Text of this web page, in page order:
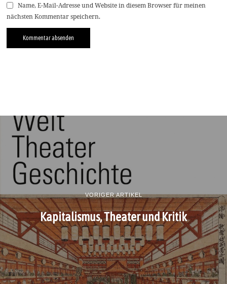
Name, E-Mail-Adresse und Website in diesem Browser für meinen
nächsten Kommentar speichern.
VORIGER ARTIKEL
Kapitalismus, Theater und Kritik